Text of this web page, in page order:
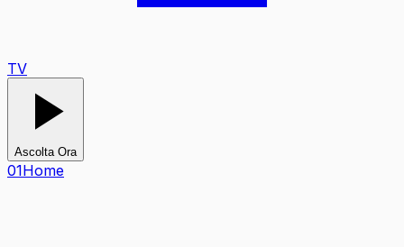
Ascolta Ora
01Home